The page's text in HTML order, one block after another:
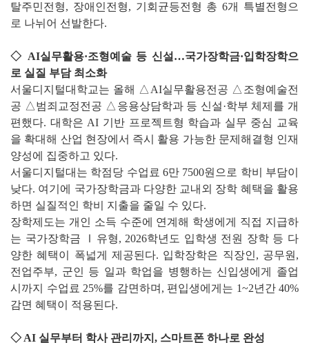
탈주민전형, 장애인전형, 기회균등전형 총 6개 특별전형으
로 나뉘어 선발한다.
◇ AI실무활용·조형예술 등 신설…국가장학금·입학장학으
로 실질 부담 최소화
서울디지털대학교는 올해 △AI실무활용전공 △조형예술전
공 △범죄교정전공 △응용상담학과 등 신설·학부 체제를 개
편했다. 대학은 AI 기반 프로젝트형 학습과 실무 중심 교육
을 확대해 산업 현장에서 즉시 활용 가능한 문제해결형 인재
양성에 집중하고 있다.
서울디지털대는 학점당 수업료 6만 7500원으로 학비 부담이
낮다. 여기에 국가장학금과 다양한 교내외 장학 혜택을 활용
하면 실질적인 학비 지출을 줄일 수 있다.
장학제도는 개인 소득 수준에 연계해 학생에게 직접 지급하
는 국가장학금 Ⅰ유형, 2026학년도 입학생 전원 장학 등 다
양한 혜택이 폭넓게 제공된다. 입학장학은 직장인, 공무원,
전업주부, 군인 등 일과 학업을 병행하는 신입생에게 졸업
시까지 수업료 25%를 감면하며, 편입생에게는 1~2년간 40%
감면 혜택이 적용된다.
◇ AI 실무부터 학사 관리까지, 스마트폰 하나로 완성